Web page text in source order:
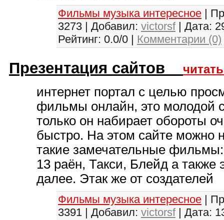
Фильмы музыка интересное |
3273 | Добавил: victorsf | Дата:
Рейтинг: 0.0/0 | Комментарии (0)
Презентация сайтов
интернет портал с целью
фильмы онлайн, это молодой
только он набирает обороты
быстро. На этом сайте можно
такие замечательные
13 раён, Такси, Блейд а также
далее. Этак же от создателей
Фильмы музыка интересное |
3391 | Добавил: victorsf | Дата: